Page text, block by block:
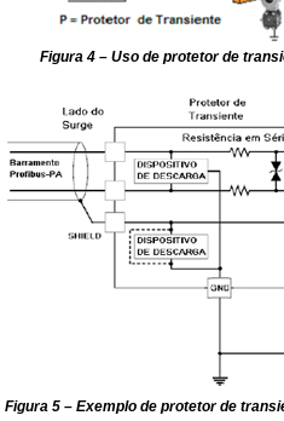
Figura 4 – Uso de protetor de
Figura 5 – Exemplo de protetor de